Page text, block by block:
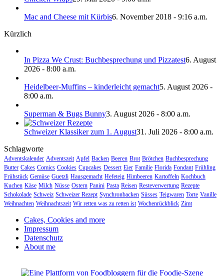
Mac and Cheese mit Kürbis6. November 2018 - 9:16 a.m.
Kürzlich
In Pizza We Crust: Buchbesprechung und Pizzatest6. August
2026 - 8:00 a.m.
Heidelbeer-Muffins – kinderleicht gemacht5. August 2026 -
8:00 a.m.
Superman & Bugs Bunny3. August 2026 - 8:00 a.m.
Schweizer Klassiker zum 1. August31. Juli 2026 - 8:00 a.m.
Schlagworte
Adventskalender Adventszeit Apfel Backen Beeren Brot Brötchen Buchbesprechung
Butter Cakes Comics Cookies Cupcakes Dessert Eier Familie Florida Fondant Frühling
Frühstück Gemüse Guetzli Hausgemacht Hefeteig Himbeeren Kartoffeln Kochbuch
Kuchen Käse Milch Nüsse Ostern Panini Pasta Reisen Resteverwertung Rezepte
Schokolade Schweiz Schweizer Rezept Synchronbacken Süsses Teigwaren Torte Vanille
Weihnachten Weihnachtszeit Wir retten was zu retten ist Wochenrückblick Zimt
Cakes, Cookies and more
Impressum
Datenschutz
About me